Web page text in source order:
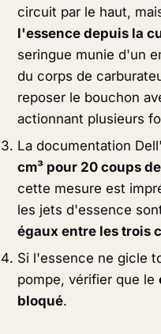
circuit par le haut,
l'essence depuis la
seringue munie d'un
du corps de
reposer le bouchon
actionnant plusieurs
La documentation
cm³ pour 20 coups
cette mesure est
les jets d'essence
égaux entre les trois
Si l'essence ne gicle
pompe, vérifier que le
bloqué.